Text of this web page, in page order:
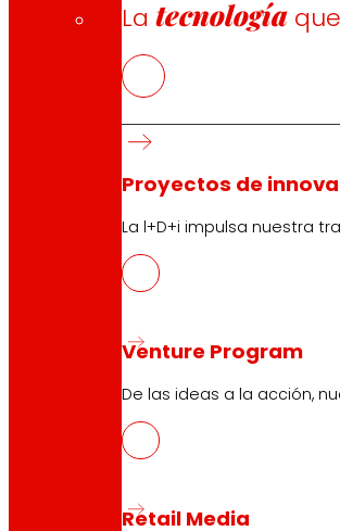
Latecnología que
Proyectos de
La l+D+i impulsa nuestra
Venture Program
De las ideas a la acción,
Retail Media